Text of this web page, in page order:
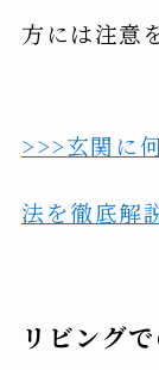
方には注意
>>>玄関に
法を徹底解
リビング